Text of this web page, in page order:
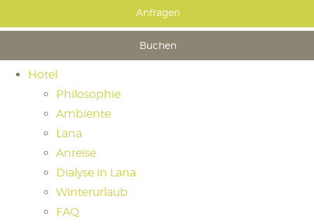
Anfragen
Buchen
Hotel
Philosophie
Ambiente
Lana
Anreise
Dialyse in Lana
Winterurlaub
FAQ